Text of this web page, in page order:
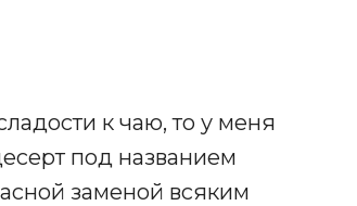
к чаю, то у меня
под названием
заменой всяким